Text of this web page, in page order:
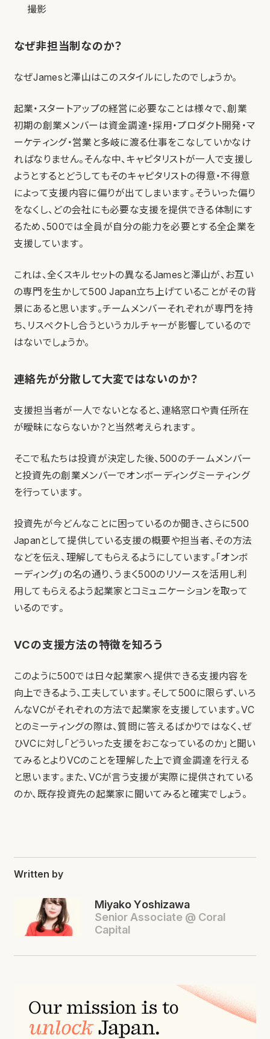
撮影
なぜ非担当制なのか？
なぜJamesと澤山はこのスタイルにしたのでしょうか。
起業・スタートアップの経営に必要なことは様々で、創業
初期の創業メンバーは資金調達・採用・プロダクト開発・マ
ーケティング・営業と多岐に渡る仕事をこなしていかなけ
ればなりません。そんな中、キャピタリストが一人で支援し
ようとするとどうしてもそのキャピタリストの得意・不得意
によって支援内容に偏りが出てしまいます。そういった偏り
をなくし、どの会社にも必要な支援を提供できる体制にす
るため、500では全員が自分の能力を必要とする全企業を
支援しています。
これは、全くスキルセットの異なるJamesと澤山が、お互い
の専門を生かして500 Japan立ち上げていることがその背
景にあると思います。チームメンバーそれぞれが専門を持
ち、リスペクトし合うというカルチャーが影響しているので
はないでしょうか。
連絡先が分散して大変ではないのか？
支援担当者が一人でないとなると、連絡窓口や責任所在
が曖昧にならないか？と当然考えられます。
そこで私たちは投資が決定した後、500のチームメンバー
と投資先の創業メンバーでオンボーディングミーティング
を行っています。
投資先が今どんなことに困っているのか聞き、さらに500
Japanとして提供している支援の概要や担当者、その方法
などを伝え、理解してもらえるようにしています。「オンボ
ーディング」の名の通り、うまく500のリソースを活用し利
用してもらえるよう起業家とコミュニケーションを取って
いるのです。
VCの支援方法の特徴を知ろう
このように500では日々起業家へ提供できる支援内容を
向上できるよう、工夫しています。そして500に限らず、いろ
んなVCがそれぞれの方法で起業家を支援しています。VC
とのミーティングの際は、質問に答えるばかりではなく、ぜ
ひVCに対し「どういった支援をおこなっているのか」と聞い
てみるとよりVCのことを理解した上で資金調達を行える
と思います。また、VCが言う支援が実際に提供されている
のか、既存投資先の起業家に聞いてみると確実でしょう。
Written by
Miyako Yoshizawa
Senior Associate @ Coral
Capital